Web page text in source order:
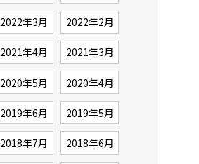
2022年3月 2022年2月
2021年4月 2021年3月
2020年5月 2020年4月
2019年6月 2019年5月
2018年7月 2018年6月